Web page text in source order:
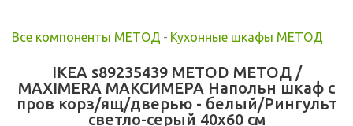
Все компоненты МЕТОД - Кухонные шкафы МЕТОД
IKEA s89235439 METOD МЕТОД /
MAXIMERA МАКСИМЕРА Напольн шкаф с
пров корз/ящ/дверью - белый/Рингульт
светло-серый 40x60 см